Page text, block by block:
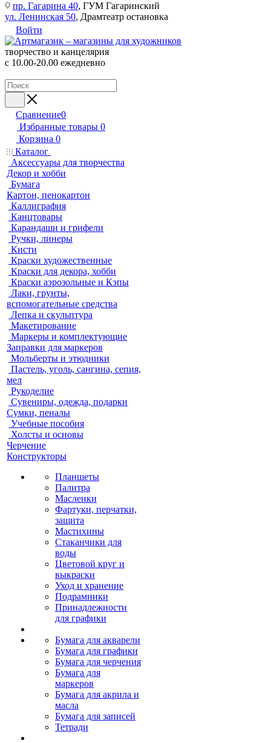
пр. Гагарина 40, ГУМ Гагаринский
ул. Ленинская 50, Драмтеатр остановка
Войти
творчество и канцелярия
с 10.00-20.00 ежедневно
Сравнение0
Избранные товары 0
Корзина 0
Каталог
Аксессуары для творчества
Декор и хобби
Бумага
Картон, пенокартон
Каллиграфия
Канцтовары
Карандаши и грифели
Ручки, линеры
Кисти
Краски художественные
Краски для декора, хобби
Краски аэрозольные и Кэпы
Лаки, грунты,
вспомогательные средства
Лепка и скульптура
Макетирование
Маркеры и комплектующие
Заправки для маркеров
Мольберты и этюдники
Пастель, уголь, сангина, сепия,
мел
Рукоделие
Сувениры, одежда, подарки
Сумки, пеналы
Учебные пособия
Холсты и основы
Черчение
Конструкторы
Планшеты
Палитра
Масленки
Фартуки, перчатки,
защита
Мастихины
Стаканчики для
воды
Цветовой круг и
выкраски
Уход и хранение
Подрамники
Принадлежности
для графики
Бумага для акварели
Бумага для графики
Бумага для черчения
Бумага для
маркеров
Бумага для акрила и
масла
Бумага для записей
Тетради